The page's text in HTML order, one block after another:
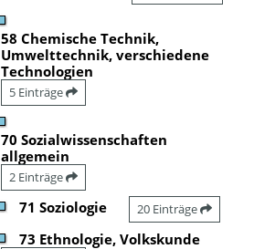
58 Chemische Technik,
Umwelttechnik, verschiedene
Technologien
5 Einträge
70 Sozialwissenschaften
allgemein
2 Einträge
71 Soziologie 20 Einträge
73 Ethnologie, Volkskunde